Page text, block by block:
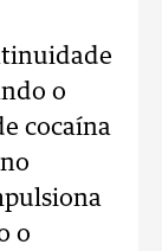
o
cocaína
o